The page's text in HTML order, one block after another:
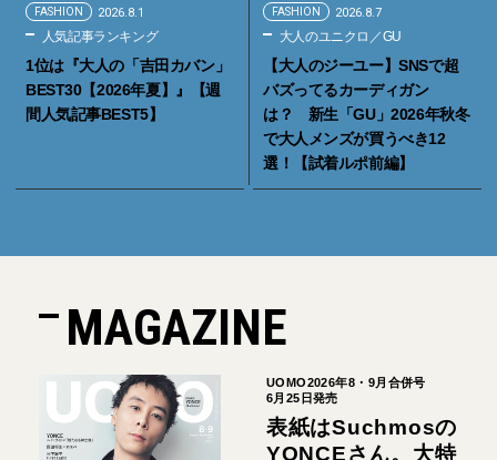
FASHION 2026.8.1
人気記事ランキング
1位は『大人の「吉田カバン」
BEST30【2026年夏】』【週
間人気記事BEST5】
FASHION 2026.8.7
大人のユニクロ／GU
【大人のジーユー】SNSで超
バズってるカーディガン
は？ 新生「GU」2026年秋冬
で大人メンズが買うべき12
選！【試着ルポ前編】
MAGAZINE
UOMO2026年8・9月合併号
6月25日発売
表紙はSuchmosの
YONCEさん。大特